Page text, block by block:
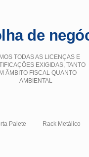
de
TODAS AS LICENÇAS E
EXIGIDAS, TANTO
ÂMBITO FISCAL QUANTO
AMBIENTAL
Palete Rack Metálico